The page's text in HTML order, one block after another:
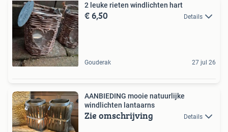
2 leuke rieten windlichten hart
€ 6,50 Details
Gouderak 27 jul 26
AANBIEDING mooie natuurlijke
windlichten lantaarns
Zie omschrijving Details